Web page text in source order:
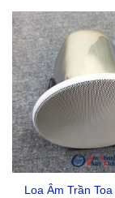
Loa Âm Trần